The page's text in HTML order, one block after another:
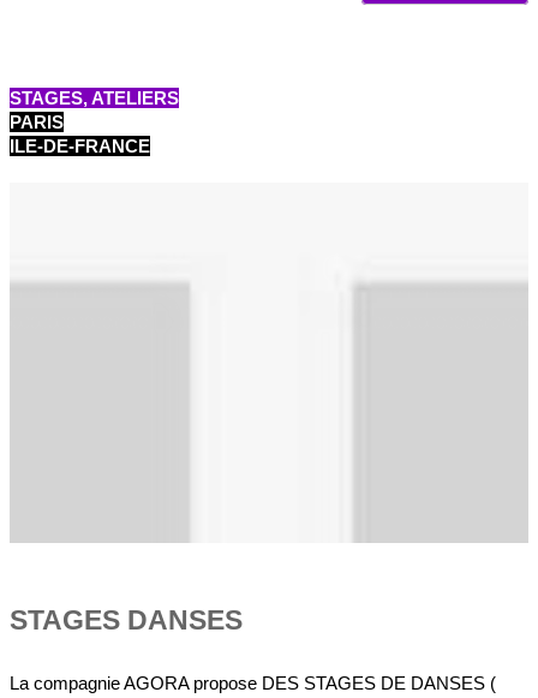
STAGES, ATELIERS
PARIS
ILE-DE-FRANCE
STAGES DANSES
La compagnie AGORA propose DES STAGES DE DANSES (